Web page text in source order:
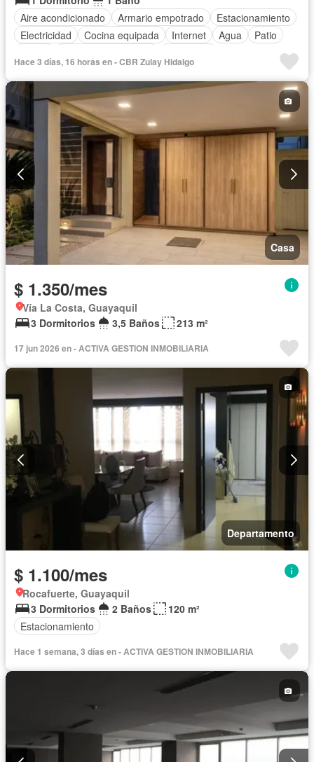
Aire acondicionado
Armario empotrado
Estacionamiento
Electricidad
Cocina equipada Internet Agua
Patio
Cancha de tenis
Wifi Completamente amoblado
Hace 3 días, 16 horas en - CBR Zulay Hidalgo
Casa
$ 1.350/mes
Vía La Costa, Guayaquil
3 Dormitorios
3,5 Baños 213 m²
17 jun 2026 en - ACTIVA GESTION INMOBILIARIA
Departamento
$ 1.100/mes
Rocafuerte, Guayaquil
3 Dormitorios
2 Baños
120 m²
Estacionamiento
Hace 1 semana, 3 días en - ACTIVA GESTION INMOBILIARIA